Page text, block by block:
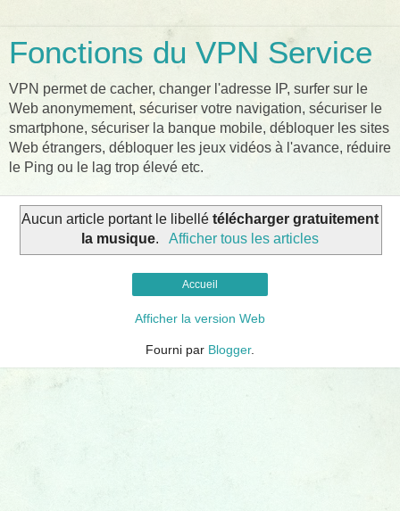
Fonctions du VPN Service
VPN permet de cacher, changer l'adresse IP, surfer sur le
Web anonymement, sécuriser votre navigation, sécuriser le
smartphone, sécuriser la banque mobile, débloquer les sites
Web étrangers, débloquer les jeux vidéos à l'avance, réduire
le Ping ou le lag trop élevé etc.
Aucun article portant le libellé télécharger gratuitement
la musique. Afficher tous les articles
Accueil
Afficher la version Web
Fourni par Blogger.